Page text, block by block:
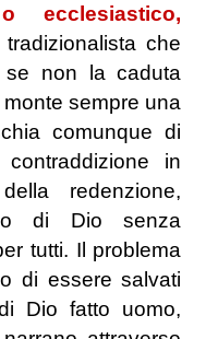
ecclesiastico,
che
se non la caduta
sempre una
comunque di
in
redenzione,
di Dio senza
tutti. Il problema
di essere salvati
Dio fatto uomo,